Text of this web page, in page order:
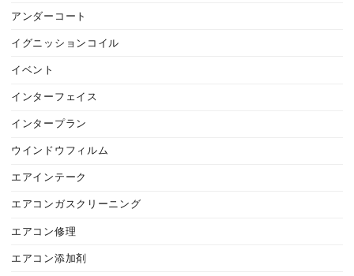
アンダーコート
イグニッションコイル
イベント
インターフェイス
インタープラン
ウインドウフィルム
エアインテーク
エアコンガスクリーニング
エアコン修理
エアコン添加剤